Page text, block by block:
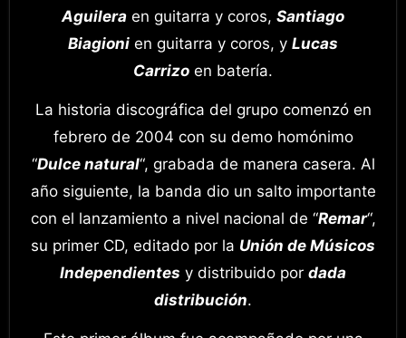
Aguilera en guitarra y coros, Santiago
Biagioni en guitarra y coros, y Lucas
Carrizo en batería.
La historia discográfica del grupo comenzó en
febrero de 2004 con su demo homónimo
“Dulce natural“, grabada de manera casera. Al
año siguiente, la banda dio un salto importante
con el lanzamiento a nivel nacional de “Remar“,
su primer CD, editado por la Unión de Músicos
Independientes y distribuido por dada
distribución.